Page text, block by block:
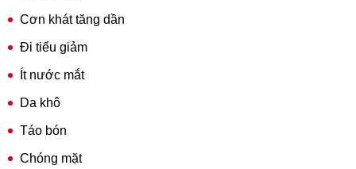
Cơn khát tăng dần
Đi tiểu giảm
Ít nước mắt
Da khô
Táo bón
Chóng mặt